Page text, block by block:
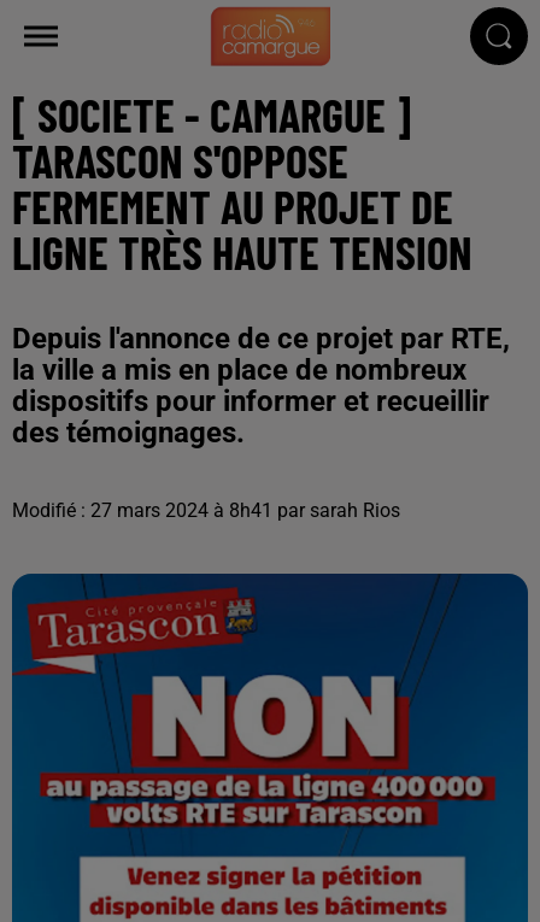
[ SOCIETE - CAMARGUE ]
TARASCON S'OPPOSE
FERMEMENT AU PROJET DE
LIGNE TRÈS HAUTE TENSION
Depuis l'annonce de ce projet par RTE,
la ville a mis en place de nombreux
dispositifs pour informer et recueillir
des témoignages.
Modifié : 27 mars 2024 à 8h41 par sarah Rios